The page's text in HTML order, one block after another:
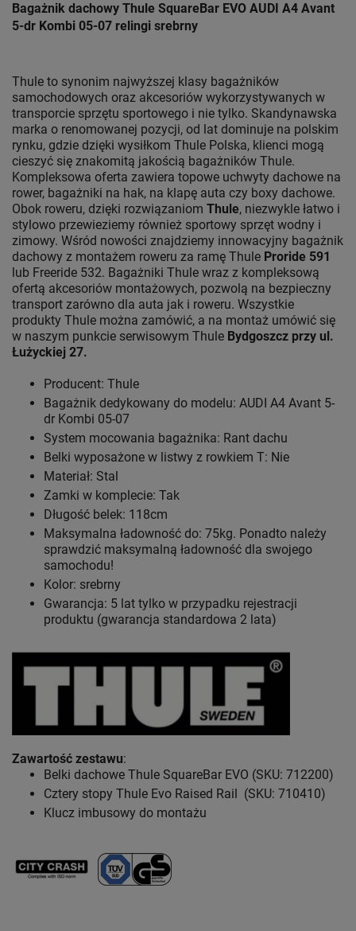
Bagażnik dachowy Thule SquareBar EVO AUDI A4 Avant
5-dr Kombi 05-07 relingi srebrny
Thule to synonim najwyższej klasy bagażników
samochodowych oraz akcesoriów wykorzystywanych w
transporcie sprzętu sportowego i nie tylko. Skandynawska
marka o renomowanej pozycji, od lat dominuje na polskim
rynku, gdzie dzięki wysiłkom Thule Polska, klienci mogą
cieszyć się znakomitą jakością bagażników Thule.
Kompleksowa oferta zawiera topowe uchwyty dachowe na
rower, bagażniki na hak, na klapę auta czy boxy dachowe.
Obok roweru, dzięki rozwiązaniom Thule, niezwykle łatwo i
stylowo przewieziemy również sportowy sprzęt wodny i
zimowy. Wśród nowości znajdziemy innowacyjny bagażnik
dachowy z montażem roweru za ramę Thule Proride 591
lub Freeride 532. Bagażniki Thule wraz z kompleksową
ofertą akcesoriów montażowych, pozwolą na bezpieczny
transport zarówno dla auta jak i roweru. Wszystkie
produkty Thule można zamówić, a na montaż umówić się
w naszym punkcie serwisowym Thule Bydgoszcz przy ul.
Łużyckiej 27.
Producent: Thule
Bagażnik dedykowany do modelu: AUDI A4 Avant 5-
dr Kombi 05-07
System mocowania bagażnika: Rant dachu
Belki wyposażone w listwy z rowkiem T: Nie
Materiał: Stal
Zamki w komplecie: Tak
Długość belek: 118cm
Maksymalna ładowność do: 75kg. Ponadto należy
sprawdzić maksymalną ładowność dla swojego
samochodu!
Kolor: srebrny
Gwarancja: 5 lat tylko w przypadku rejestracji
produktu (gwarancja standardowa 2 lata)
Zawartość zestawu:
Belki dachowe Thule SquareBar EVO (SKU: 712200)
Cztery stopy Thule Evo Raised Rail (SKU: 710410)
Klucz imbusowy do montażu